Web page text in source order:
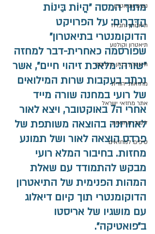
נשים ותיאטרון
תיאטרון וחברה
תיאטרון וקולנוע
תיאטרון בזמן מלחמה
מחזאות יהודית
אתר מחזאי ישראל
לימודי מחזאות
טיפים למחזאים
מתוך המסה ״הֱיוֹת בֵּינוֹת
הַדְּבָרִים: על הפרויקט
הדוקומנטרי בתיאטרון״
שפורסמה כאחרית-דבר למחזה
״שורה: מלאכת זיהוי חיים״, אשר
נכתב בעקבות שרות המילואים
של רועי במחנה שורה מייד
אחרי ה7 באוקטובר, ויצא לאור
לאחרונה בהוצאה משותפת של
פרדס הוצאה לאור ושל תמונע
מחזות. בחיבור המלא רועי
מבקש להתמודד עם שאלת
המהות הפנימית של התיאטרון
הדוקומנטרי תוך קיום דיאלוג
עם מושגיו של אריסטו
ב״פואטיקה״.